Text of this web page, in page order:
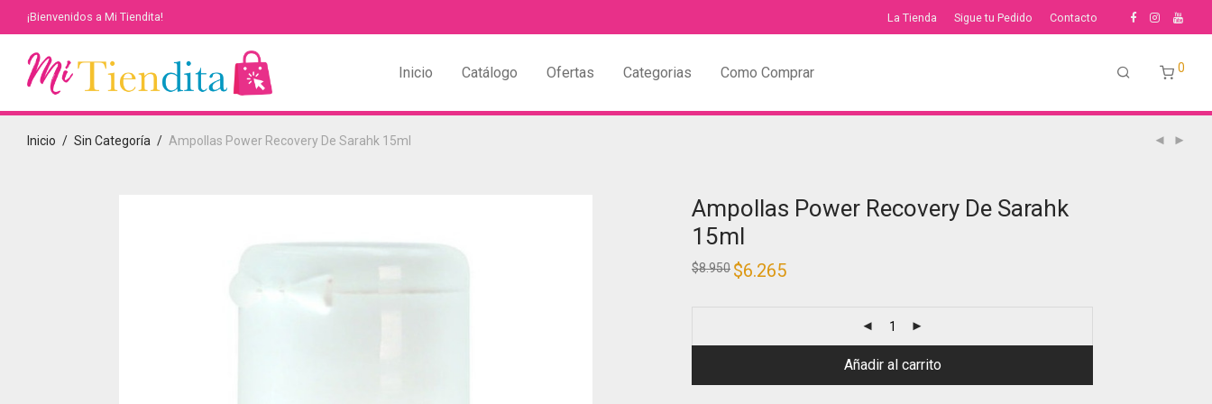
¡Bienvenidos a Mi Tiendita! La Tienda Sigue tu Pedido Contacto
Inicio Catálogo Ofertas Categorias Como Comprar 0
Inicio / Sin Categoría / Ampollas Power Recovery De Sarahk 15ml
Ampollas Power Recovery De Sarahk
15ml
$8.950 $6.265
Añadir al carrito